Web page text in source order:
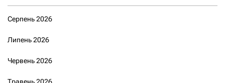
Серпень 2026
Липень 2026
Червень 2026